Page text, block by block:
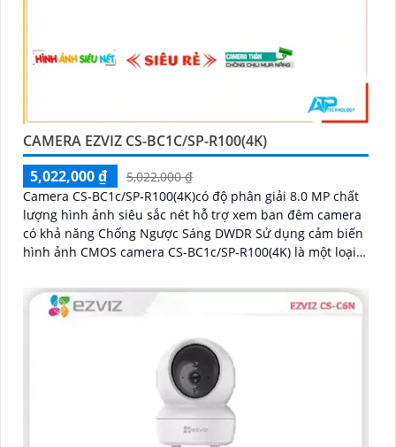
CAMERA EZVIZ CS-BC1C/SP-R100(4K)
5,022,000 ₫
5,022,000 ₫
Camera CS-BC1c/SP-R100(4K)có độ phân giải 8.0 MP chất
lượng hình ảnh siêu sắc nét hỗ trợ xem ban đêm camera
có khả năng Chống Ngược Sáng DWDR Sử dụng cảm biến
hình ảnh CMOS camera CS-BC1c/SP-R100(4K) là một loại
thông qua khe thẻ nhớ